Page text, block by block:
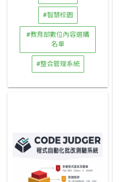
#智慧校園
#教育部數位內容選購
名單
#整合管理系統